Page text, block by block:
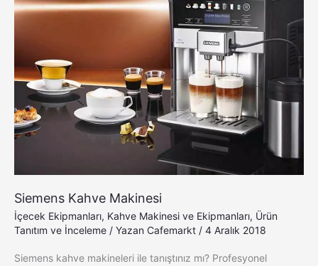
Siemens Kahve Makinesi
İçecek Ekipmanları, Kahve Makinesi ve Ekipmanları, Ürün
Tanıtım ve İnceleme / Yazan Cafemarkt / 4 Aralık 2018
Siemens kahve makineleri ile tanıştınız mı? Profesyonel